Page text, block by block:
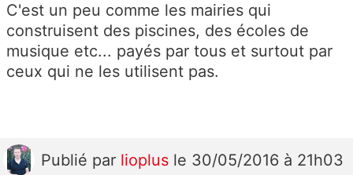
C'est un peu comme les mairies qui
construisent des piscines, des écoles de
musique etc... payés par tous et surtout par
ceux qui ne les utilisent pas.
Publié par lioplus le 30/05/2016 à 21h03